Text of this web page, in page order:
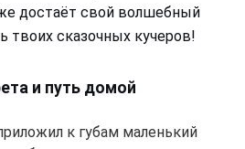
достаёт свой волшебный
твоих сказочных кучеров!
и путь домой
к губам маленький